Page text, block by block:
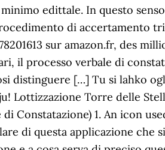
edittale. In questo
di accertamento
sur amazon.fr, des
il processo verbale di
distinguere […] Tu si lahko
Lottizzazione Torre delle
di Constatazione) 1. An icon
di questa applicazione